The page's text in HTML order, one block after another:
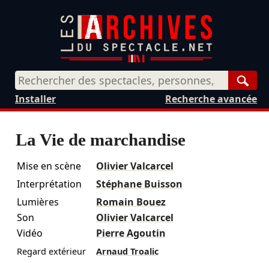
Recherche avancée
Installer
La Vie de marchandise
Mise en scène
Olivier Valcarcel
Interprétation
Stéphane Buisson
Lumières
Romain Bouez
Son
Olivier Valcarcel
Vidéo
Pierre Agoutin
Regard extérieur Arnaud Troalic